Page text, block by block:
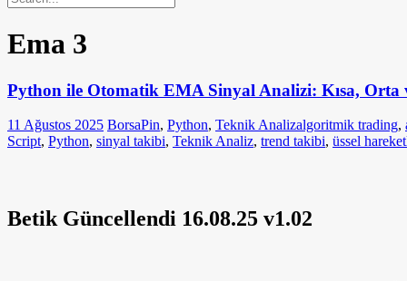
Ema 3
Python ile Otomatik EMA Sinyal Analizi: Kısa, Orta
11 Ağustos 2025 BorsaPin, Python, Teknik Analizalgoritmik trading,
Script, Python, sinyal takibi, Teknik Analiz, trend takibi, üssel
Betik Güncellendi 16.08.25 v1.02